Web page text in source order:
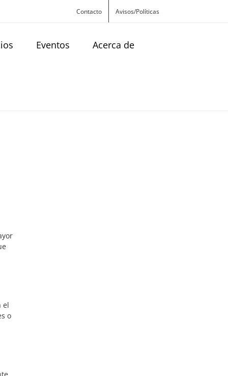
Contacto Avisos/Políticas
Eventos Acerca de
el
o